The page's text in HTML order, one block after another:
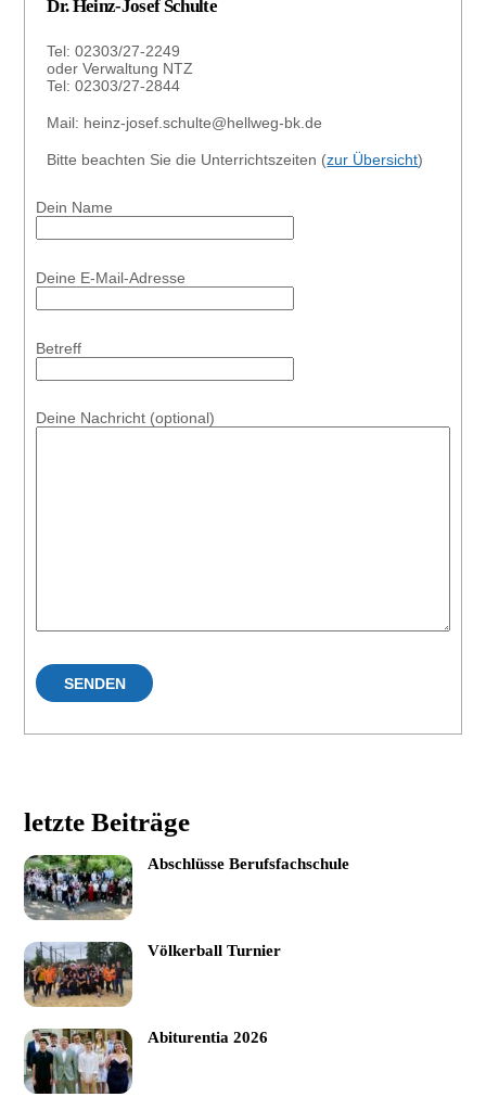
Dr. Heinz-Josef Schulte
Tel: 02303/27-2249
oder Verwaltung NTZ
Tel: 02303/27-2844
Mail: heinz-josef.schulte@hellweg-bk.de
Bitte beachten Sie die Unterrichtszeiten (zur Übersicht)
Dein Name
Deine E-Mail-Adresse
Betreff
Deine Nachricht (optional)
letzte Beiträge
Abschlüsse Berufsfachschule
Völkerball Turnier
Abiturentia 2026